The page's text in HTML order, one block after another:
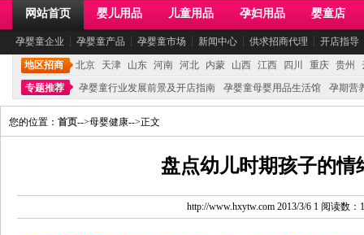
网站首页 婴儿用品 儿童用品 孕妇用品 婴童店
孕婴童企业 ┆ 孕婴童产品 ┆ 孕婴童市场 ┆ 新闻中心 ┆ 供求招商代理 ┆ 开店指导
地区招商 北京 天津 山东 河南 河北 内蒙 山西 江西 四川 重庆 贵州
专题推荐
孕婴童行业发展前景及开店指南 孕婴童母婴用品生活馆 孕期营
您的位置： 首页-->母婴健康-->正文
盘点幼儿时期孩子的情
http://www.hxytw.com 2013/3/6 1 阅读数：